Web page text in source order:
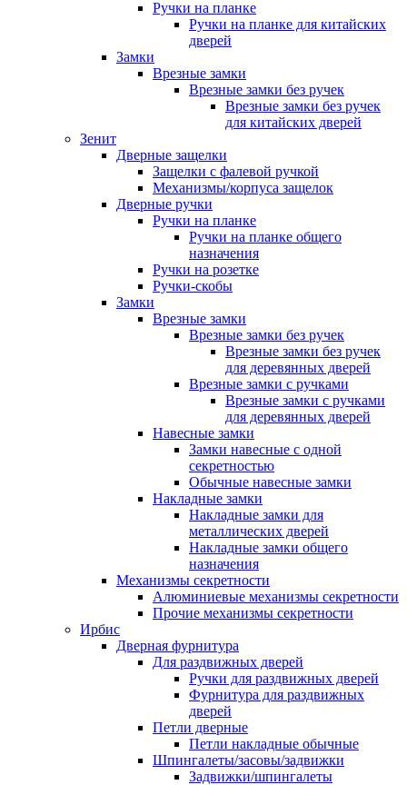
Ручки на планке
Ручки на планке для китайских
дверей
Замки
Врезные замки
Врезные замки без ручек
Врезные замки без ручек
для китайских дверей
Зенит
Дверные защелки
Защелки с фалевой ручкой
Механизмы/корпуса защелок
Дверные ручки
Ручки на планке
Ручки на планке общего
назначения
Ручки на розетке
Ручки-скобы
Замки
Врезные замки
Врезные замки без ручек
Врезные замки без ручек
для деревянных дверей
Врезные замки с ручками
Врезные замки с ручками
для деревянных дверей
Навесные замки
Замки навесные с одной
секретностью
Обычные навесные замки
Накладные замки
Накладные замки для
металлических дверей
Накладные замки общего
назначения
Механизмы секретности
Алюминиевые механизмы секретности
Прочие механизмы секретности
Ирбис
Дверная фурнитура
Для раздвижных дверей
Ручки для раздвижных дверей
Фурнитура для раздвижных
дверей
Петли дверные
Петли накладные обычные
Шпингалеты/засовы/задвижки
Задвижки/шпингалеты